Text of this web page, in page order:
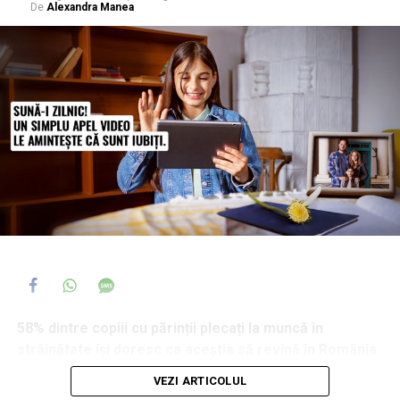
De Alexandra Manea
și 44% dintre ei spun că, atunci când se confruntă cu o
problemă serioasă, primul ajutor îl caută tot la părinți,
VEZI ARTICOLUL